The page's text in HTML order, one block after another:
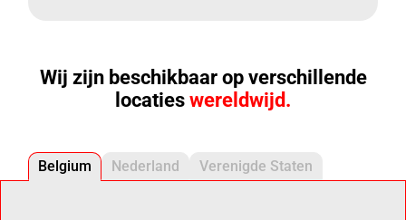
Wij zijn beschikbaar op verschillende
locaties wereldwijd.
Belgium Nederland Verenigde Staten